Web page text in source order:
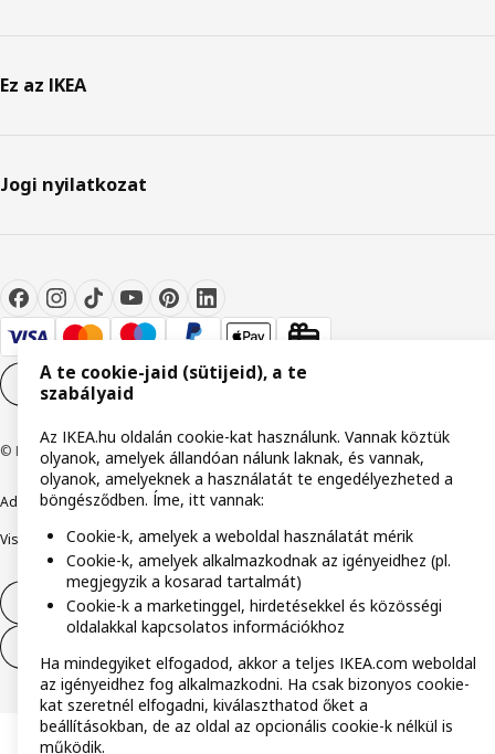
Ez az IKEA
Jogi nyilatkozat
Cookie-beállítások HU
© Inter IKEA Systems B.V. 1999-2026
Adatvédelmi nyilatkozat Cookie szabályzat
Visszaélés bejelentés Digitális akadálymentesítési nyilatkozat
Elállás a szerződéstől
A te cookie-jaid (sütijeid), a te
szabályaid
Az IKEA.hu oldalán cookie-kat használunk. Vannak köztük
olyanok, amelyek állandóan nálunk laknak, és vannak,
olyanok, amelyeknek a használatát te engedélyezheted a
böngésződben. Íme, itt vannak:
Cookie-k, amelyek a weboldal használatát mérik
Cookie-k, amelyek alkalmazkodnak az igényeidhez (pl.
megjegyzik a kosarad tartalmát)
Cookie-k a marketinggel, hirdetésekkel és közösségi
oldalakkal kapcsolatos információkhoz
Ha mindegyiket elfogadod, akkor a teljes IKEA.com weboldal
az igényeidhez fog alkalmazkodni. Ha csak bizonyos cookie-
kat szeretnél elfogadni, kiválaszthatod őket a
beállításokban, de az oldal az opcionális cookie-k nélkül is
működik.